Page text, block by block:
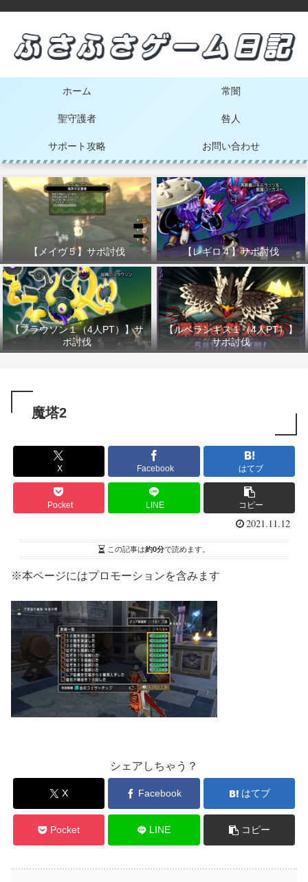
ホーム 常闇
聖守護者 咎人
サポート攻略 お問い合わせ
【メイヴ５】サポ討伐 【レギロ４】サポ討伐
【フラウソン１（4人PT）】サ
ポ討伐
【ルベランギス１（4人PT）】
サポ討伐
魔塔2
X Facebook はてブ
Pocket LINE コピー
2021.11.12
この記事は約0分で読めます。
※本ページにはプロモーションを含みます
シェアしちゃう？
X Facebook はてブ
Pocket LINE コピー